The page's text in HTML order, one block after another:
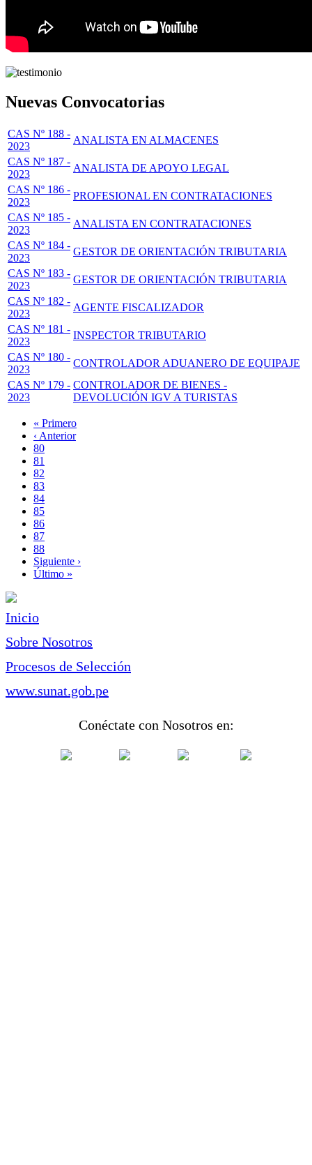
Nuevas Convocatorias
CAS Nº 188 -
2023
ANALISTA EN ALMACENES
CAS Nº 187 -
2023
ANALISTA DE APOYO LEGAL
CAS Nº 186 -
2023
PROFESIONAL EN CONTRATACIONES
CAS Nº 185 -
2023
ANALISTA EN CONTRATACIONES
CAS Nº 184 -
2023
GESTOR DE ORIENTACIÓN TRIBUTARIA
CAS Nº 183 -
2023
GESTOR DE ORIENTACIÓN TRIBUTARIA
CAS Nº 182 -
2023
AGENTE FISCALIZADOR
CAS Nº 181 -
2023
INSPECTOR TRIBUTARIO
CAS Nº 180 -
2023
CONTROLADOR ADUANERO DE EQUIPAJE
CAS Nº 179 -
2023
CONTROLADOR DE BIENES -
DEVOLUCIÓN IGV A TURISTAS
Paginación
Primera
página
« Primero
Página
anterior
‹ Anterior
Page
80
Page
81
Page
82
Page
83
Página
actual
84
Page
85
Page
86
Page
87
Page
88
Siguiente
página
Siguiente ›
Última
Último »
Inicio
Sobre Nosotros
Procesos de Selección
www.sunat.gob.pe
Conéctate con Nosotros en: